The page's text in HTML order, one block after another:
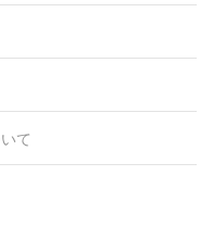
て